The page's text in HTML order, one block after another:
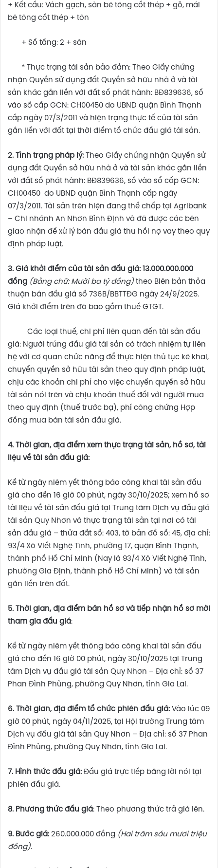
+ Kết cấu: Vách gạch, sàn bê tông cốt thép + gỗ, mái
bê tông cốt thép + tôn
+ Số tầng: 2 + sân
* Thực trạng tài sản bảo đảm: Theo Giấy chứng
nhận Quyền sử dụng đất Quyền sở hữu nhà ở và tài
sản khác gắn liền với đất số phát hành: BĐ839636, số
vào sổ cấp GCN: CH00450 do UBND quận Bình Thạnh
cấp ngày 07/3/2011 và hiện trạng thực tế của tài sản
gắn liền với đất tại thời điểm tổ chức đấu giá tài sản.
2. Tình trạng pháp lý: Theo Giấy chứng nhận Quyền sử
dụng đất Quyền sở hữu nhà ở và tài sản khác gắn liền
với đất số phát hành: BĐ839636, số vào sổ cấp GCN:
CH00450 do UBND quận Bình Thạnh cấp ngày
07/3/2011. Tài sản trên hiện đang thế chấp tại Agribank
– Chi nhánh An Nhơn Bình Định và đã được các bên
giao nhận để xử lý bán đấu giá thu hồi nợ vay theo quy
định pháp luật.
3. Giá khởi điểm của tài sản đấu giá: 13.000.000.000
đồng (Bằng chữ: Mười ba tỷ đồng) theo Biên bản thỏa
thuận bán đấu giá số 736B/BBTTĐG ngày 24/9/2025.
Giá khởi điểm trên đã bao gồm thuế GTGT.
Các loại thuế, chi phí liên quan đến tài sản đấu
giá: Người trúng đấu giá tài sản có trách nhiệm tự liên
hệ với cơ quan chức năng để thực hiện thủ tục kê khai,
chuyển quyền sở hữu tài sản theo quy định pháp luật,
chịu các khoản chi phí cho việc chuyển quyền sở hữu
tài sản nói trên và chịu khoản thuế đối với người mua
theo quy định (thuế trước bạ), phí công chứng Hợp
đồng mua bán tài sản đấu giá.
4. Thời gian, địa điểm xem thực trạng tài sản, hồ sơ, tài
liệu về tài sản đấu giá:
Kể từ ngày niêm yết thông báo công khai tài sản đấu
giá cho đến 16 giờ 00 phút, ngày 30/10/2025; xem hồ sơ
tài liệu về tài sản đấu giá tại Trung tâm Dịch vụ đấu giá
tài sản Quy Nhơn và thực trạng tài sản tại nơi có tài
sản đấu giá – thửa đất số: 403, tờ bản đồ số: 45, địa chỉ:
93/4 Xô Viết Nghệ Tĩnh, phường 17, quận Bình Thạnh,
thành phố Hồ Chí Minh (Nay là 93/4 Xô Viết Nghệ Tĩnh,
phường Gia Định, thành phố Hồ Chí Minh) và tài sản
gắn liền trên đất.
5. Thời gian, địa điểm bán hồ sơ và tiếp nhận hồ sơ mời
tham gia đấu giá:
Kể từ ngày niêm yết thông báo công khai tài sản đấu
giá cho đến 16 giờ 00 phút, ngày 30/10/2025 tại Trung
tâm Dịch vụ đấu giá tài sản Quy Nhơn – Địa chỉ: số 37
Phan Đình Phùng, phường Quy Nhơn, tỉnh Gia Lai.
6. Thời gian, địa điểm tổ chức phiên đấu giá: Vào lúc 09
giờ 00 phút, ngày 04/11/2025, tại Hội trường Trung tâm
Dịch vụ đấu giá tài sản Quy Nhơn – Địa chỉ: số 37 Phan
Đình Phùng, phường Quy Nhơn, tỉnh Gia Lai.
7. Hình thức đấu giá: Đấu giá trực tiếp bằng lời nói tại
phiên đấu giá.
8. Phương thức đấu giá: Theo phương thức trả giá lên.
9. Bước giá: 260.000.000 đồng (Hai trăm sáu mươi triệu
đồng).